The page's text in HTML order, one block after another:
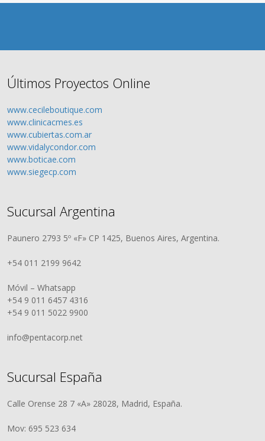
Últimos Proyectos Online
www.cecileboutique.com
www.clinicacmes.es
www.cubiertas.com.ar
www.vidalycondor.com
www.boticae.com
www.siegecp.com
Sucursal Argentina
Paunero 2793 5º «F» CP 1425, Buenos Aires, Argentina.
+54 011 2199 9642
Móvil – Whatsapp
+54 9 011 6457 4316
+54 9 011 5022 9900
info@pentacorp.net
Sucursal España
Calle Orense 28 7 «A» 28028, Madrid, España.
Mov: 695 523 634